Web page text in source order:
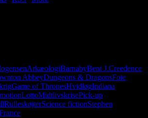
ArkæologiBarnabyBent J.Creedence
AbbeyDungeons & DragonsFoie
Game of ThronesHvidløgIndiana
LottoMidtlivskrisePick-up
RulleskøjterScience fictionStephen